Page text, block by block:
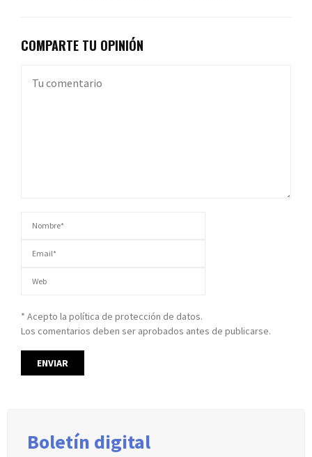
COMPARTE TU OPINIÓN
* Acepto la política de protección de datos.
Los comentarios deben ser aprobados antes de publicarse.
Boletín digital